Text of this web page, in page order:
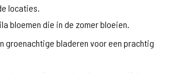
locaties.
bloemen die in de zomer bloeien.
groenachtige bladeren voor een prachtig